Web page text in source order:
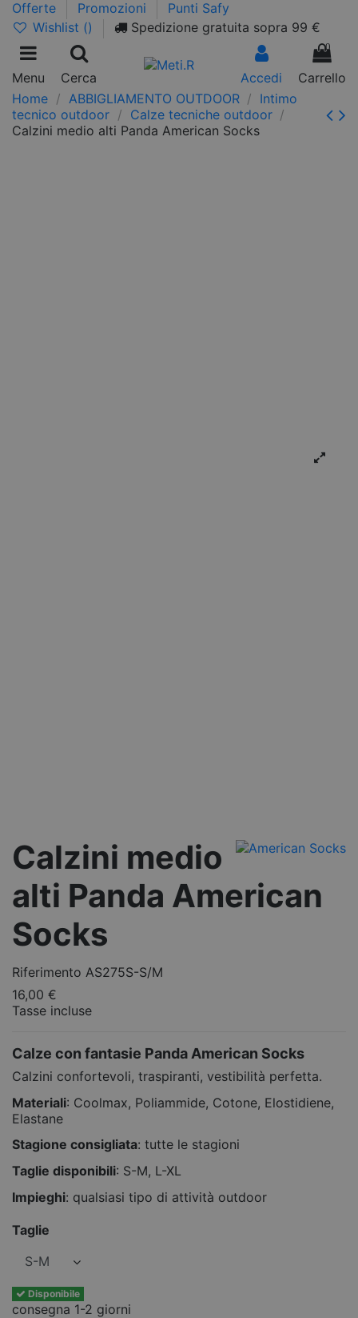
Offerte Promozioni
Punti Safy
Wishlist () Spedizione gratuita sopra 99 €
Menu Cerca Accedi
0
Carrello
Home
ABBIGLIAMENTO OUTDOOR
Intimo
tecnico outdoor
Calze tecniche outdoor
Calzini medio alti Panda American Socks
Calzini medio
alti Panda American
Socks
Riferimento AS275S-S/M
16,00 €
Tasse incluse
Calze con fantasie Panda American Socks
Calzini confortevoli, traspiranti, vestibilità perfetta.
Materiali: Coolmax, Poliammide, Cotone, Elostidiene,
Elastane
Stagione consigliata: tutte le stagioni
Taglie disponibili: S-M, L-XL
Impieghi: qualsiasi tipo di attività outdoor
Taglie
Disponibile
consegna 1-2 giorni